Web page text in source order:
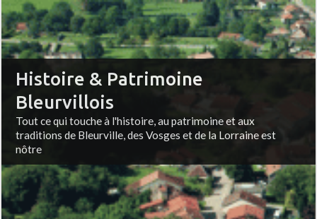
Histoire & Patrimoine
Bleurvillois
Tout ce qui touche à l'histoire, au patrimoine et aux
traditions de Bleurville, des Vosges et de la Lorraine est
nôtre